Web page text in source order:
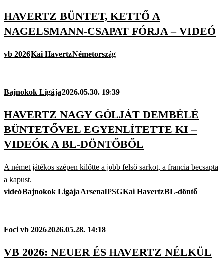
HAVERTZ BÜNTET, KETTŐ A
NAGELSMANN-CSAPAT FÓRJA – VIDEÓ
vb 2026Kai HavertzNémetország
Bajnokok Ligája2026.05.30. 19:39
HAVERTZ NAGY GÓLJÁT DEMBÉLÉ
BÜNTETŐVEL EGYENLÍTETTE KI –
VIDEÓK A BL-DÖNTŐBŐL
A német játékos szépen kilőtte a jobb felső sarkot, a francia becsapta
a kapust.
videóBajnokok LigájaArsenalPSGKai HavertzBL-döntő
Foci vb 20262026.05.28. 14:18
VB 2026: NEUER ÉS HAVERTZ NÉLKÜL